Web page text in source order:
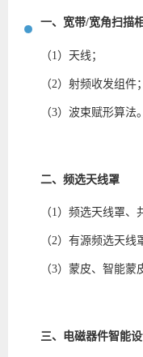
一、宽带/宽角扫描
（1）天线；
（2）射频收发组件；
（3）波束赋形算法。
二、 频选天线罩
（1）频选天线罩、
（2）有源频选天线
（3）蒙皮、智能蒙
三、电磁器件智能